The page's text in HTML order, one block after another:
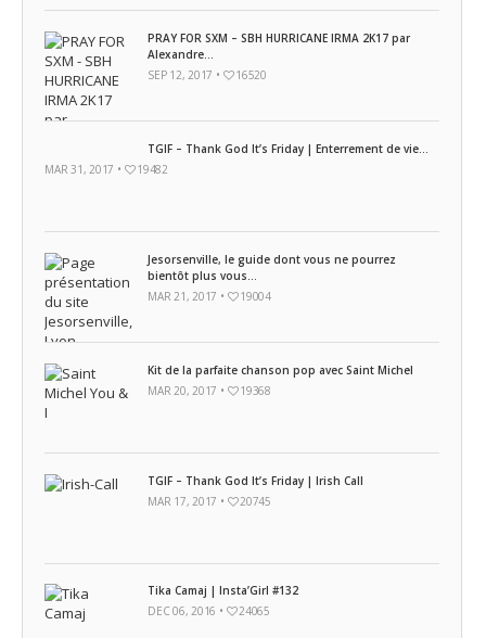
PRAY FOR SXM – SBH HURRICANE IRMA 2K17 par
Alexandre...
SEP 12, 2017 •
16520
TGIF – Thank God It’s Friday | Enterrement de vie...
MAR 31, 2017 •
19482
Jesorsenville, le guide dont vous ne pourrez
bientôt plus vous...
MAR 21, 2017 •
19004
Kit de la parfaite chanson pop avec Saint Michel
MAR 20, 2017 •
19368
TGIF – Thank God It’s Friday | Irish Call
MAR 17, 2017 •
20745
Tika Camaj | Insta’Girl #132
DEC 06, 2016 •
24065